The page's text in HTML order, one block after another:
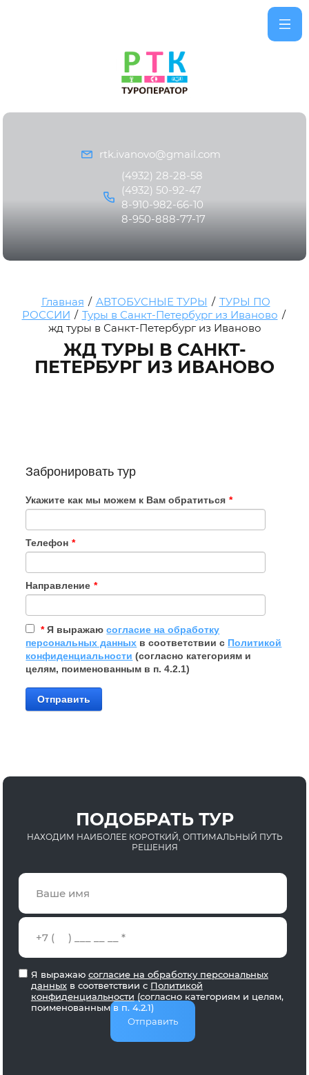
rtk.ivanovo@gmail.com
(4932) 28-28-58
(4932) 50-92-47
8-910-982-66-10
8-950-888-77-17
Главная / АВТОБУСНЫЕ ТУРЫ / ТУРЫ ПО
РОССИИ / Туры в Санкт-Петербург из Иваново /
жд туры в Санкт-Петербург из Иваново
ЖД ТУРЫ В САНКТ-
ПЕТЕРБУРГ ИЗ ИВАНОВО
Забронировать тур
Укажите как мы можем к Вам обратиться *
Телефон *
Направление *
*Я выражаюсогласие на обработку
персональных данных в соответствии с Политикой
конфиденциальности (согласно категориям и
целям, поименованным в п. 4.2.1)
Отправить
ПОДОБРАТЬ ТУР
НАХОДИМ НАИБОЛЕЕ КОРОТКИЙ, ОПТИМАЛЬНЫЙ ПУТЬ
РЕШЕНИЯ
Отправить
Я выражаю согласие на обработку персональных
данныхв соответствии с Политикой
конфиденциальности (согласно категориям и целям,
поименованным в п. 4.2.1)